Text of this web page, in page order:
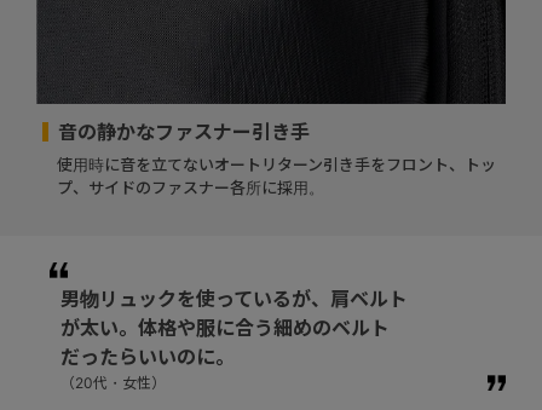
音の静かなファスナー引き手
使用時に音を立てないオートリターン引き手をフロント、トッ
プ、サイドのファスナー各所に採用。
男物リュックを使っているが、肩ベルト
が太い。体格や服に合う細めのベルト
だったらいいのに。
（20代・女性）